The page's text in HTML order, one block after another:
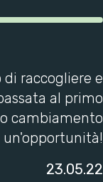
raccogliere e
al primo
cambiamento
un'opportunità!
23.05.22